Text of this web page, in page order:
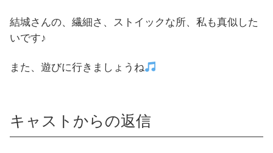
結城さんの、繊細さ、ストイックな所、私も真似した
いです♪
また、遊びに行きましょうね
キャストからの返信